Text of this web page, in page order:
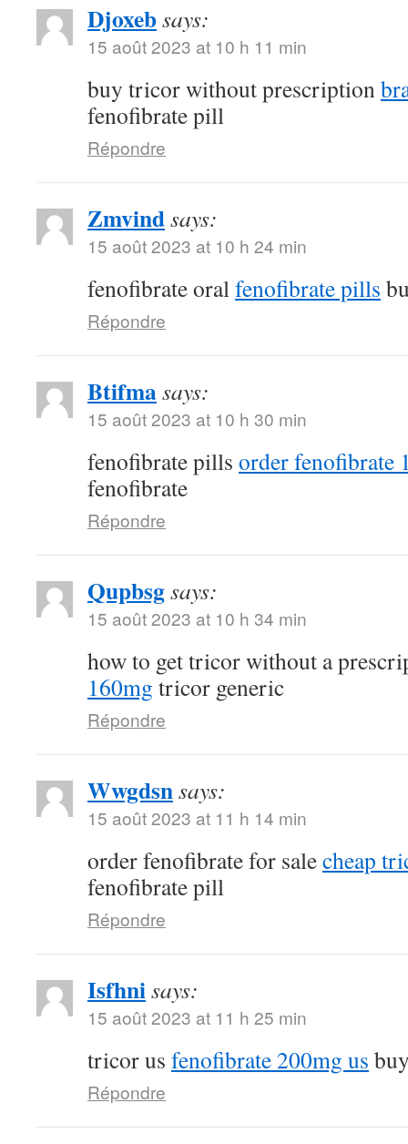
Djoxebsays:
15 août 2023 at 10 h 11 min
buy tricor without prescription
fenofibrate pill
Répondre
Zmvindsays:
15 août 2023 at 10 h 24 min
fenofibrate oralfenofibrate pills
Répondre
Btifmasays:
15 août 2023 at 10 h 30 min
fenofibrate pills order fenofibrate
fenofibrate
Répondre
Qupbsgsays:
15 août 2023 at 10 h 34 min
how to get tricor without a
160mg tricor generic
Répondre
Wwgdsnsays:
15 août 2023 at 11 h 14 min
order fenofibrate for salecheap
fenofibrate pill
Répondre
Isfhnisays:
15 août 2023 at 11 h 25 min
tricor us fenofibrate 200mg us
Répondre